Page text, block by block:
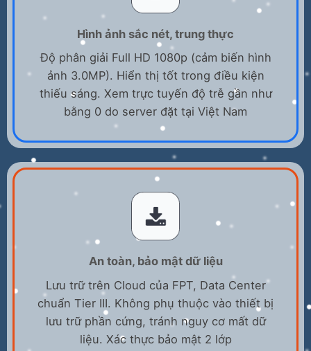
Hình ảnh sắc nét, trung thực
Độ phân giải Full HD 1080p (cảm biến hình
ảnh 3.0MP). Hiển thị tốt trong điều kiện
thiếu sáng. Xem trực tuyến độ trễ gần như
bằng 0 do server đặt tại Việt Nam
An toàn, bảo mật dữ liệu
Lưu trữ trên Cloud của FPT, Data Center
chuẩn Tier III. Không phụ thuộc vào thiết bị
lưu trữ phần cứng, tránh nguy cơ mất dữ
liệu. Xác thực bảo mật 2 lớp